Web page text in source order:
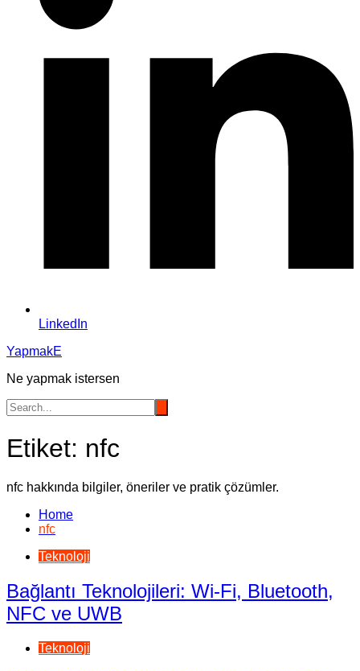
LinkedIn
YapmakE
Ne yapmak istersen
Etiket: nfc
nfc hakkında bilgiler, öneriler ve pratik çözümler.
Home
nfc
Teknoloji
Bağlantı Teknolojileri: Wi-Fi, Bluetooth,
NFC ve UWB
Teknoloji